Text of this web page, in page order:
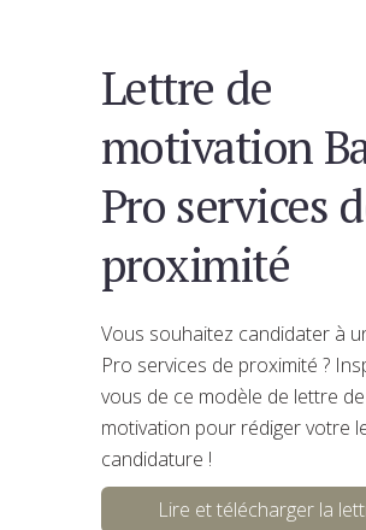
Lettre de
motivation
Pro services
proximité
Vous souhaitez candidater à
Pro services de proximité ?
vous de ce modèle de lettre de
motivation pour rédiger votre
candidature !
Lire et télécharger la